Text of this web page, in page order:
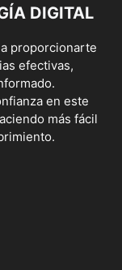
DIGITAL
proporcionarte
efectivas,
en este
más fácil